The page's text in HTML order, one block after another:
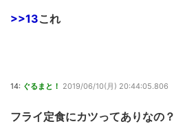
>>13これ
14: ぐるまと！ 2019/06/10(月) 20:44:05.806
フライ定食にカツってありなの？